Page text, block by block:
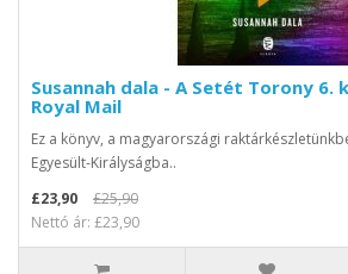
Susannah dala - A Setét Torony 6.
Royal Mail
Ez a könyv, a magyarországi
Egyesült-Királyságba..
£23,90
£25,90
Nettó ár: £23,90